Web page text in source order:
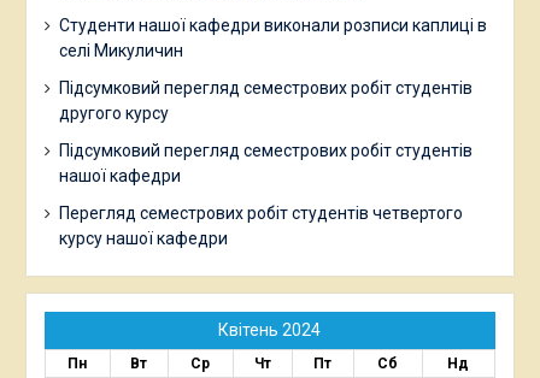
Студенти нашої кафедри виконали розписи каплиці в
селі Микуличин
Підсумковий перегляд семестрових робіт студентів
другого курсу
Підсумковий перегляд семестрових робіт студентів
нашої кафедри
Перегляд семестрових робіт студентів четвертого
курсу нашої кафедри
Квітень 2024
Пн Вт Ср Чт Пт Сб Нд